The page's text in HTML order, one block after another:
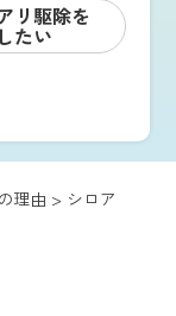
リ駆除を
したい
理由 > シロア